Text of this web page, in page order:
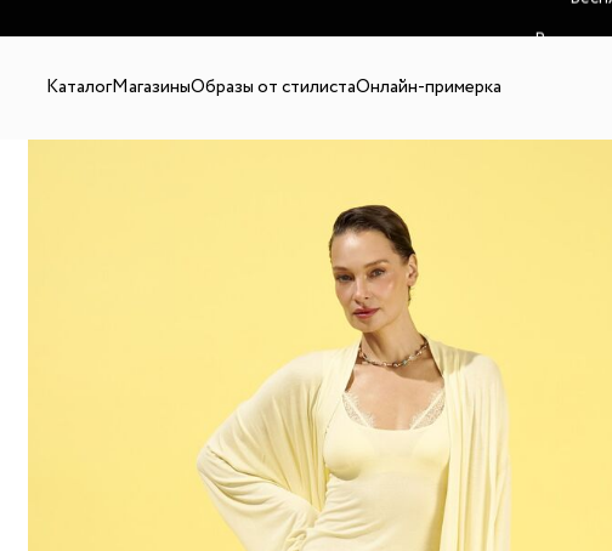
КаталогМагазиныОбразы от стилистаОнлайн-примерка